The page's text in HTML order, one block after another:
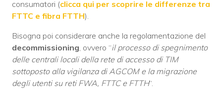
consumatori (clicca qui per scoprire le differenze tra
FTTC e fibra FTTH).
Bisogna poi considerare anche la regolamentazione del
decommissioning, ovvero “il processo di spegnimento
delle centrali locali della rete di accesso di TIM
sottoposto alla vigilanza di AGCOM e la migrazione
degli utenti su reti FWA, FTTC e FTTH“.